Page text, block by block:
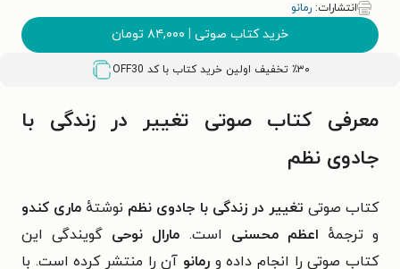
انتشارات: رمانو
خرید کتاب صوتی | ۸۴,۰۰۰ تومان
٪۳۰ تخفیف اولین خرید کتاب با کد OFF30
معرفی کتاب صوتی تغییر در زندگی با
جادوی نظم
کتاب صوتی تغییر در زندگی با جادوی نظم نوشتهٔ ماری کندو
و ترجمهٔ اعظم محسنی است. مارال نوحی گویندگی این
کتاب صوتی را انجام داده و رمانو آن را منتشر کرده است. با